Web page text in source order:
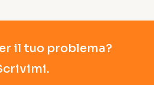
il tuo problema?